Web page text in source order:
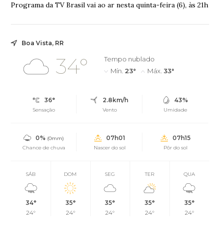
Programa da TV Brasil vai ao ar nesta quinta-feira (6), às 21h
Boa Vista, RR
34°
Tempo nublado
Mín. 23° Máx. 33°
36°
Sensação
2.8km/h
Vento
43%
Umidade
0% (0mm)
Chance de chuva
07h01
Nascer do sol
07h15
Pôr do sol
SÁB
34°
24°
DOM
35°
24°
SEG
35°
24°
TER
35°
24°
QUA
35°
24°